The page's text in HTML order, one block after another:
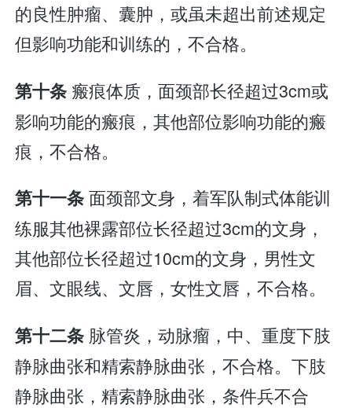
的良性肿瘤、囊肿，或虽未超出前述规定
但影响功能和训练的，不合格。
第十条 瘢痕体质，面颈部长径超过3cm或
影响功能的瘢痕，其他部位影响功能的瘢
痕，不合格。
第十一条面颈部文身，着军队制式体能训
练服其他裸露部位长径超过3cm的文身，
其他部位长径超过10cm的文身，男性文
眉、文眼线、文唇，女性文唇，不合格。
第十二条 脉管炎，动脉瘤，中、重度下肢
静脉曲张和精索静脉曲张，不合格。下肢
静脉曲张，精索静脉曲张，条件兵不合